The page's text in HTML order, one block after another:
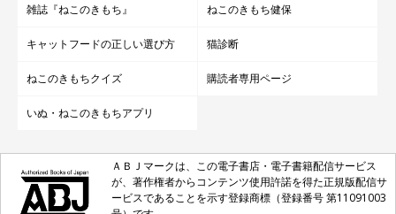
雑誌『ねこのきもち』 ねこのきもち健保
キャットフードの正しい選び方 猫診断
ねこのきもちクイズ 購読者専用ページ
いぬ・ねこのきもちアプリ
ＡＢＪマークは、この電子書店・電子書籍配信サービス
が、著作権者からコンテンツ使用許諾を得た正規版配信サ
ービスであることを示す登録商標（登録番号 第11091003